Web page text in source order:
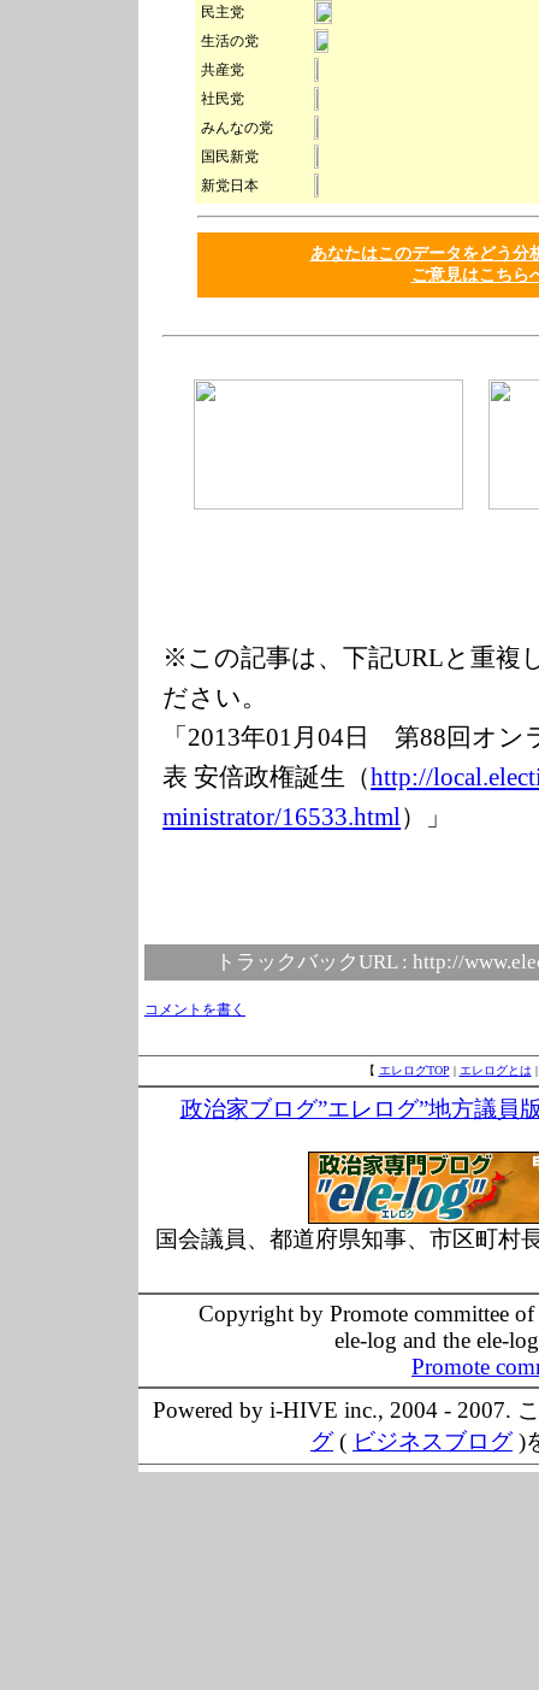
民主党
生活の党
共産党
社民党
みんなの党
国民新党
新党日本
あなたはこのデータをどう
ご意見はこちら
※この記事は、下記URLと重複
ださい。
「2013年01月04日 第88回オン
表 安倍政権誕生（http://local.el
ministrator/16533.html）」
トラックバックURL : http://
コメントを書く
【 エレログTOP エレログとは
政治家ブログ”エレログ”地方議員
国会議員、都道府県知事、市区町村
Copyright by Promote committee
ele-log and the ele-
Promote
Powered by i-HIVE inc., 2004 - 2007.
グ( ビジネスブログ)